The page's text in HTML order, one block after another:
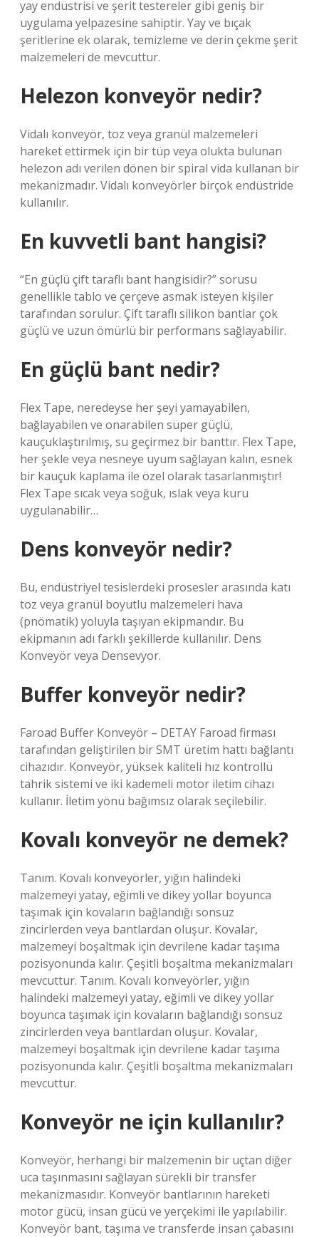
yay endüstrisi ve şerit testereler gibi geniş bir
uygulama yelpazesine sahiptir. Yay ve bıçak
şeritlerine ek olarak, temizleme ve derin çekme şerit
malzemeleri de mevcuttur.
Helezon konveyör nedir?
Vidalı konveyör, toz veya granül malzemeleri
hareket ettirmek için bir tüp veya olukta bulunan
helezon adı verilen dönen bir spiral vida kullanan bir
mekanizmadır. Vidalı konveyörler birçok endüstride
kullanılır.
En kuvvetli bant hangisi?
“En güçlü çift taraflı bant hangisidir?” sorusu
genellikle tablo ve çerçeve asmak isteyen kişiler
tarafından sorulur. Çift taraflı silikon bantlar çok
güçlü ve uzun ömürlü bir performans sağlayabilir.
En güçlü bant nedir?
Flex Tape, neredeyse her şeyi yamayabilen,
bağlayabilen ve onarabilen süper güçlü,
kauçuklaştırılmış, su geçirmez bir banttır. Flex Tape,
her şekle veya nesneye uyum sağlayan kalın, esnek
bir kauçuk kaplama ile özel olarak tasarlanmıştır!
Flex Tape sıcak veya soğuk, ıslak veya kuru
uygulanabilir…
Dens konveyör nedir?
Bu, endüstriyel tesislerdeki prosesler arasında katı
toz veya granül boyutlu malzemeleri hava
(pnömatik) yoluyla taşıyan ekipmandır. Bu
ekipmanın adı farklı şekillerde kullanılır. Dens
Konveyör veya Densevyor.
Buffer konveyör nedir?
Faroad Buffer Konveyör – DETAY Faroad firması
tarafından geliştirilen bir SMT üretim hattı bağlantı
cihazıdır. Konveyör, yüksek kaliteli hız kontrollü
tahrik sistemi ve iki kademeli motor iletim cihazı
kullanır. İletim yönü bağımsız olarak seçilebilir.
Kovalı konveyör ne demek?
Tanım. Kovalı konveyörler, yığın halindeki
malzemeyi yatay, eğimli ve dikey yollar boyunca
taşımak için kovaların bağlandığı sonsuz
zincirlerden veya bantlardan oluşur. Kovalar,
malzemeyi boşaltmak için devrilene kadar taşıma
pozisyonunda kalır. Çeşitli boşaltma mekanizmaları
mevcuttur. Tanım. Kovalı konveyörler, yığın
halindeki malzemeyi yatay, eğimli ve dikey yollar
boyunca taşımak için kovaların bağlandığı sonsuz
zincirlerden veya bantlardan oluşur. Kovalar,
malzemeyi boşaltmak için devrilene kadar taşıma
pozisyonunda kalır. Çeşitli boşaltma mekanizmaları
mevcuttur.
Konveyör ne için kullanılır?
Konveyör, herhangi bir malzemenin bir uçtan diğer
uca taşınmasını sağlayan sürekli bir transfer
mekanizmasıdır. Konveyör bantlarının hareketi
motor gücü, insan gücü ve yerçekimi ile yapılabilir.
Konveyör bant, taşıma ve transferde insan çabasını